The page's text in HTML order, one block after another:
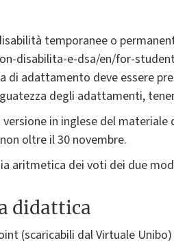
temporanee o
disabilita-e-dsa/en/for-
adattamento deve essere
degli adattamenti,
in inglese del materiale
oltre il 30 novembre.
aritmetica dei voti dei due
didattica
(scaricabili dal Virtuale Unibo)